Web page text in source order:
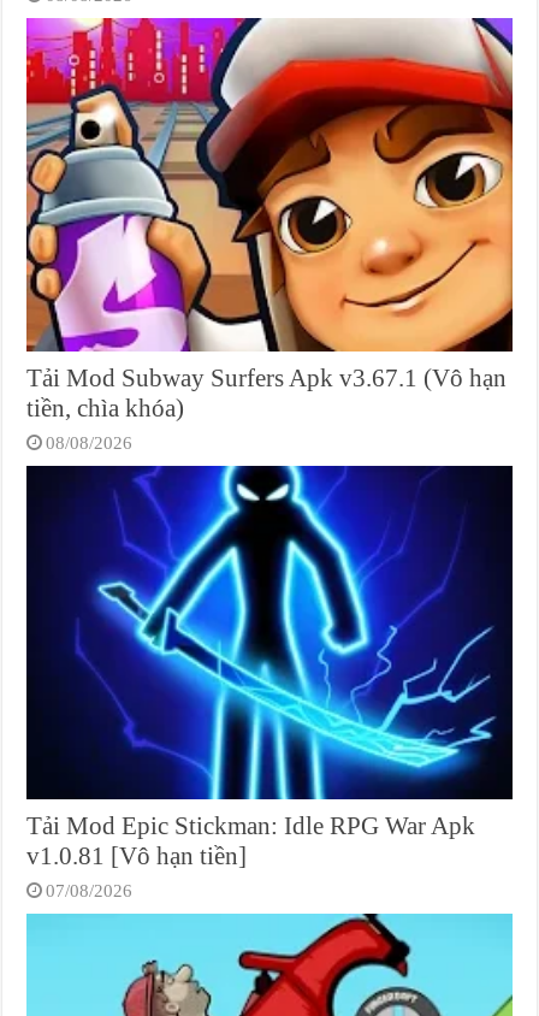
Tải Mod Subway Surfers Apk v3.67.1 (Vô hạn
tiền, chìa khóa)
08/08/2026
Tải Mod Epic Stickman: Idle RPG War Apk
v1.0.81 [Vô hạn tiền]
07/08/2026